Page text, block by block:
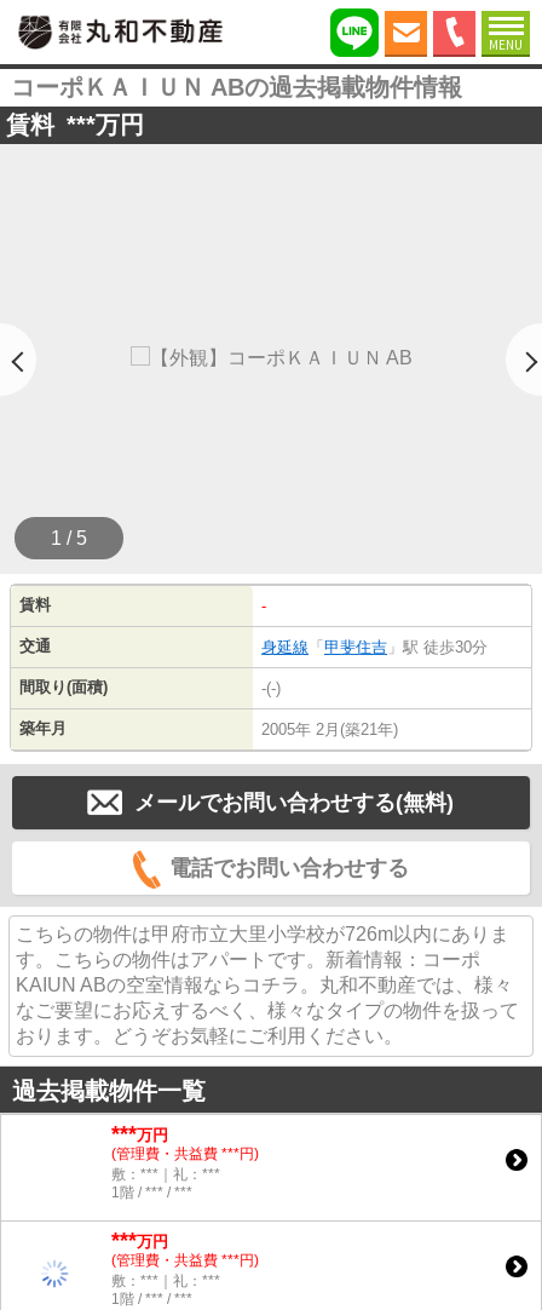
MENU
コーポＫＡＩＵＮ ABの過去掲載物件情報
賃料 ***万円
1 / 5
賃料 -
交通 身延線 「 甲斐住吉 」駅 徒歩30分
間取り(面積) -(-)
築年月 2005年 2月(築21年)
メールでお問い合わせする(無料)
電話でお問い合わせする
こちらの物件は甲府市立大里小学校が726m以内にありま
す。こちらの物件はアパートです。新着情報：コーポ
KAIUN ABの空室情報ならコチラ。丸和不動産では、様々
なご要望にお応えするべく、様々なタイプの物件を扱って
おります。どうぞお気軽にご利用ください。
過去掲載物件一覧
***万円
(管理費・共益費 ***円)
敷：***｜礼：***
1階 / *** / ***
***万円
(管理費・共益費 ***円)
敷：***｜礼：***
1階 / *** / ***